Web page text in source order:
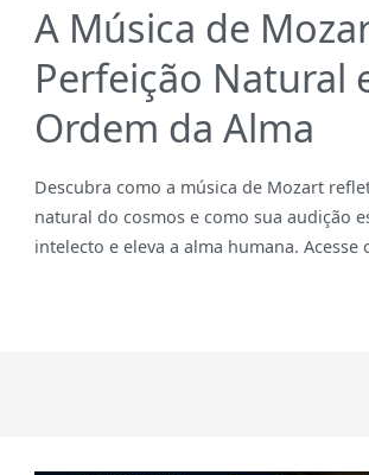
A Música de
Perfeição Natural
Ordem da Alma
Descubra como a música de Mozart
natural do cosmos e como sua audição
intelecto e eleva a alma humana. Acesse